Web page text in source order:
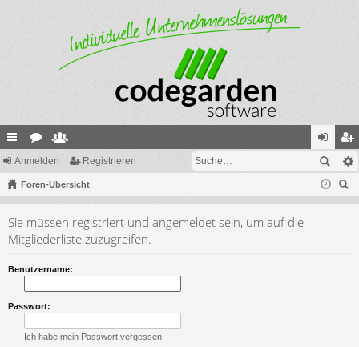
ch
ne
ug
or
en
itg
lie
n
m
eg
ist
Anmelden Registrieren
Foren-Übersicht
uc
Sie müssen registriert und angemeldet sein, um auf die
Mitgliederliste zuzugreifen.
Benutzername:
Passwort:
Ich habe mein Passwort vergessen